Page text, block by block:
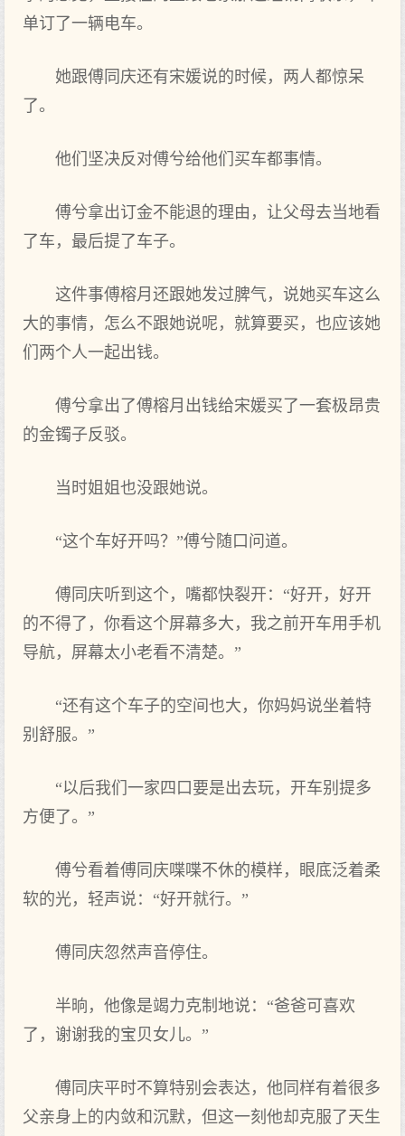
单订了一辆电车。
她跟傅同庆还有宋媛说的时候，两人都惊呆
了。
他们坚决反对傅兮给他们买车都事情。
傅兮拿出订金不能退的理由，让父母去当地看
了车，最后提了车子。
这件事傅榕月还跟她发过脾气，说她买车这么
大的事情，怎么不跟她说呢，就算要买，也应该她
们两个人一起出钱。
傅兮拿出了傅榕月出钱给宋媛买了一套极昂贵
的金镯子反驳。
当时姐姐也没跟她说。
“这个车好开吗？”傅兮随口问道。
傅同庆听到这个，嘴都快裂开：“好开，好开
的不得了，你看这个屏幕多大，我之前开车用手机
导航，屏幕太小老看不清楚。”
“还有这个车子的空间也大，你妈妈说坐着特
别舒服。”
“以后我们一家四口要是出去玩，开车别提多
方便了。”
傅兮看着傅同庆喋喋不休的模样，眼底泛着柔
软的光，轻声说：“好开就行。”
傅同庆忽然声音停住。
半晌，他像是竭力克制地说：“爸爸可喜欢
了，谢谢我的宝贝女儿。”
傅同庆平时不算特别会表达，他同样有着很多
父亲身上的内敛和沉默，但这一刻他却克服了天生